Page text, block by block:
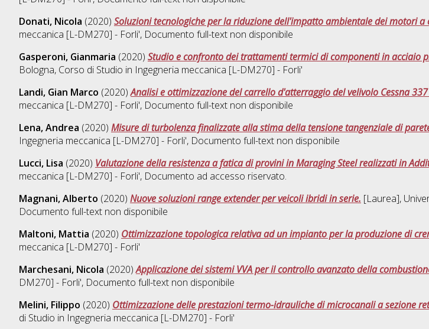
Donati, Nicola (2020) Soluzioni tecnologiche per la riduzione dell'impatto ambientale dei motori a
meccanica [L-DM270] - Forli', Documento full-text non disponibile
Gasperoni, Gianmaria (2020) Studio e confronto dei trattamenti termici di componenti in acciaio
Bologna, Corso di Studio in Ingegneria meccanica [L-DM270] - Forli'
Landi, Gian Marco (2020)Analisi e ottimizzazione del carrello d'atterraggio del velivolo Cessna
meccanica [L-DM270] - Forli', Documento full-text non disponibile
Lena, Andrea (2020) Misure di turbolenza finalizzate alla stima della tensione tangenziale di
Ingegneria meccanica [L-DM270] - Forli', Documento full-text non disponibile
Lucci, Lisa (2020) Valutazione della resistenza a fatica di provini in Maraging Steel realizzati in
meccanica [L-DM270] - Forli', Documento ad accesso riservato.
Magnani, Alberto (2020) Nuove soluzioni range extender per veicoli ibridi in serie. [Laurea],
Documento full-text non disponibile
Maltoni, Mattia (2020) Ottimizzazione topologica relativa ad un impianto per la produzione di
meccanica [L-DM270] - Forli'
Marchesani, Nicola (2020)Applicazione dei sistemi VVA per il controllo avanzato della
DM270] - Forli', Documento full-text non disponibile
Melini, Filippo (2020) Ottimizzazione delle prestazioni termo-idrauliche di microcanali a sezione
di Studio in Ingegneria meccanica [L-DM270] - Forli'